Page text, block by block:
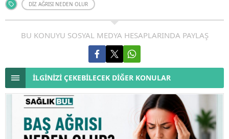
DIZ AĞRISI NEDEN OLUR
BU KONUYU SOSYAL MEDYA HESAPLARINDA PAYLAŞ
İLGİNİZİ ÇEKEBİLECEK DİĞER KONULAR